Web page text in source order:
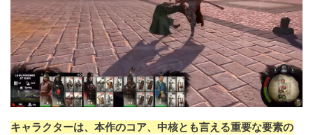
キャラクターは、本作のコア、中核とも言える重要な要素の